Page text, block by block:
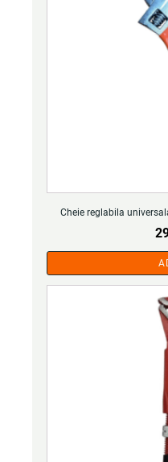
Cheie reglabila